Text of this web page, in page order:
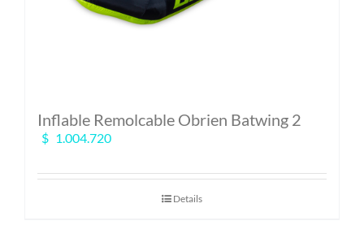
Inflable Remolcable Obrien Batwing 2
$ 1.004.720
Details